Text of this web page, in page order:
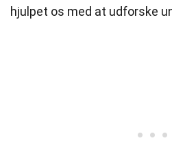
hjulpet os med at udforske